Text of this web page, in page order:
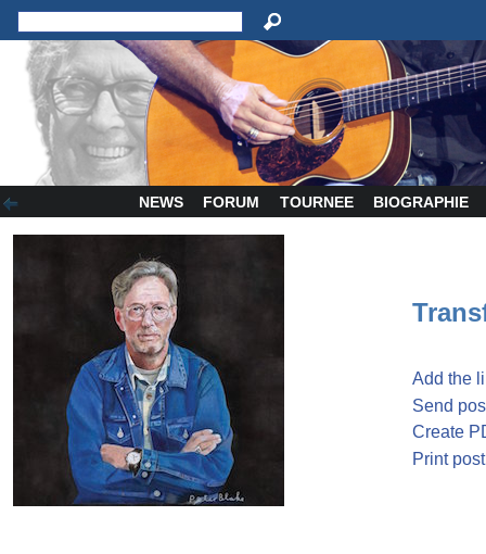
NEWS FORUM TOURNEE BIOGRAPHIE
Add the
Send
Create
Print post